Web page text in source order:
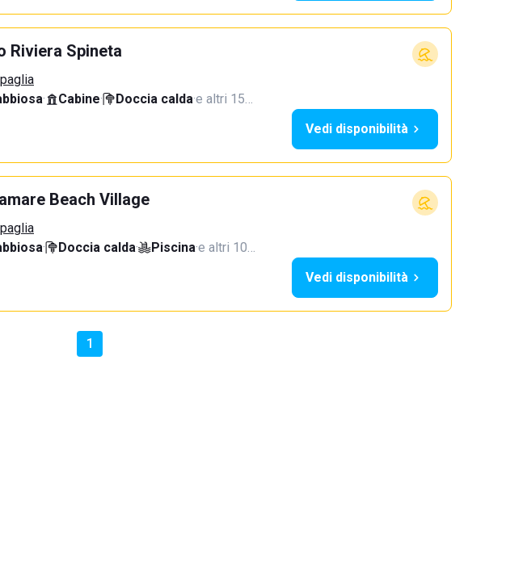
Riviera Spineta
· Cabine· Doccia calda·e altri 15…
Vedi disponibilità
Beach Village
· Doccia calda· Piscina·e altri 10…
Vedi disponibilità
1